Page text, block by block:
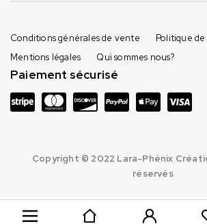
Conditions générales de vente
Politique
Mentions légales
Qui sommes nous?
Paiement sécurisé
Copyright © 2022 Lara-Phénix
réservés